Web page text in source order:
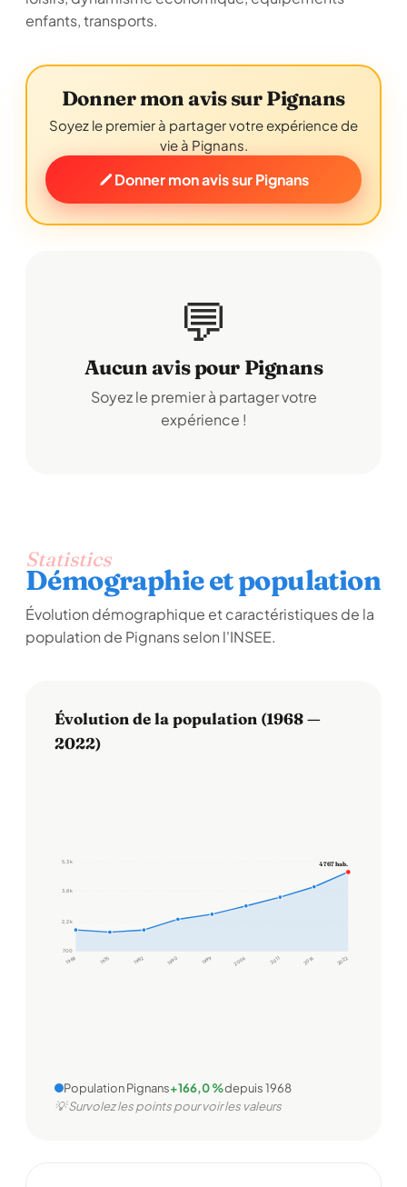
enfants, transports.
Donner mon avis sur Pignans
Soyez le premier à partager votre expérience de
vie à Pignans.
Donner mon avis sur Pignans
💬
Aucun avis pour Pignans
Soyez le premier à partager votre
expérience !
Statistics
Démographie et population
Évolution démographique et caractéristiques de la
population de Pignans selon l'INSEE.
Évolution de la population (1968 —
2022)
700
2,2 k
3,8 k
5,3 k
1968 1975 1982 1990 1999 2006 2011 2016 2022
4 767 hab.
Population Pignans+166,0 %depuis 1968
💡 Survolez les points pour voir les valeurs